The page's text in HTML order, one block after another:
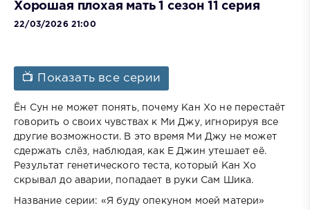
Хорошая плохая мать 1 сезон 11 серия
22/03/2026 21:00
📺 Показать все серии
Ён Сун не может понять, почему Кан Хо не перестаёт
говорить о своих чувствах к Ми Джу, игнорируя все
другие возможности. В это время Ми Джу не может
сдержать слёз, наблюдая, как Е Джин утешает её.
Результат генетического теста, который Кан Хо
скрывал до аварии, попадает в руки Сам Шика.
Название серии: «Я буду опекуном моей матери»